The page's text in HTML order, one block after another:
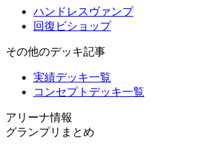
ハンドレスヴァンプ
回復ビショップ
その他のデッキ記事
実績デッキ一覧
コンセプトデッキ一覧
アリーナ情報
グランプリまとめ